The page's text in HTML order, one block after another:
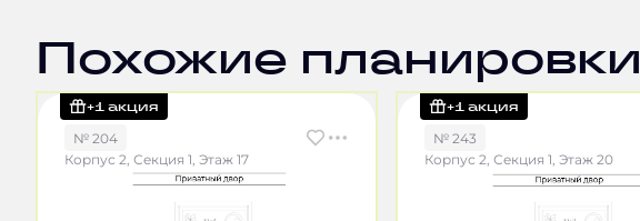
Похожие планировки
+1 акция
№ 204
Корпус 2, Секция 1, Этаж 17
+1 акция
№ 243
Корпус 2, Секция 1, Этаж 20